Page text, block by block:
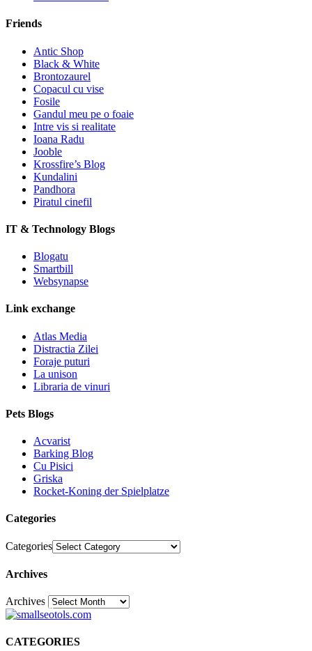
Friends
Antic Shop
Black & White
Brontozaurel
Copacul cu vise
Fosile
Gandul meu pe o foaie
Intre vis si realitate
Ioana Radu
Jooble
Krossfire’s Blog
Kundalini
Pandhora
Piratul cinefil
IT & Technology Blogs
Blogatu
Smartbill
Websynapse
Link exchange
Atlas Media
Distractia Zilei
Foraje puturi
La unison
Libraria de vinuri
Pets Blogs
Acvarist
Barking Blog
Cu Pisici
Griska
Rocket-Koning der Spielplatze
Categories
Categories
Archives
Archives30
CATEGORIES